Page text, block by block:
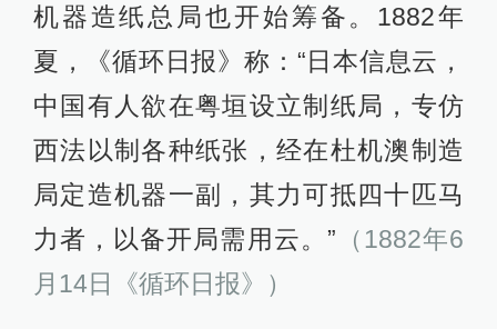
机器造纸总局也开始筹备。1882年
夏，《循环日报》称：“日本信息云，
中国有人欲在粤垣设立制纸局，专仿
西法以制各种纸张，经在杜机澳制造
局定造机器一副，其力可抵四十匹马
力者，以备开局需用云。” （1882年6
月14日《循环日报》）